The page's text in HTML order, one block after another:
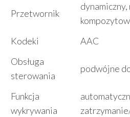
Przetwornik
Kodeki
AAC
Obsługa
sterowania
podwójne
Funkcja
wykrywania